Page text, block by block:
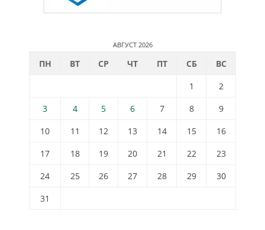
АВГУСТ 2026
ПН ВТ СР ЧТ ПТ СБ
ВС
1
2
3
4 5 6 7 8
9
10
11 12 13 14 15
16
17
18 19 20 21 22
23
24
25 26 27 28 29
30
31